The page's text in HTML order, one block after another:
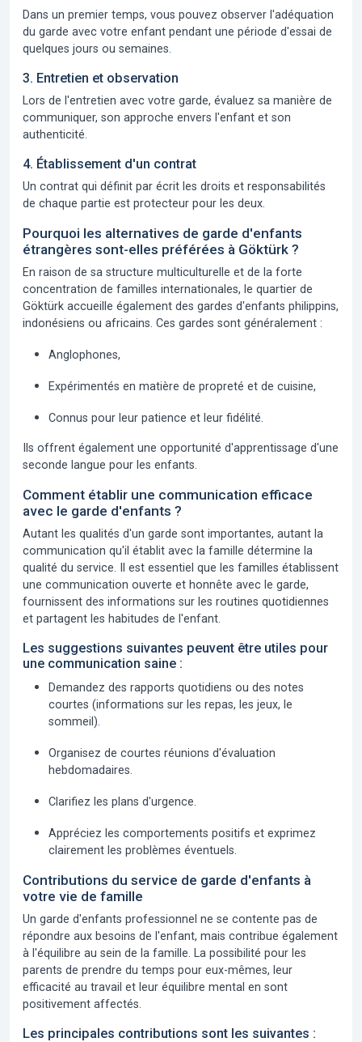
Dans un premier temps, vous pouvez observer l'adéquation
du garde avec votre enfant pendant une période d'essai de
quelques jours ou semaines.
3. Entretien et observation
Lors de l'entretien avec votre garde, évaluez sa manière de
communiquer, son approche envers l'enfant et son
authenticité.
4. Établissement d'un contrat
Un contrat qui définit par écrit les droits et responsabilités
de chaque partie est protecteur pour les deux.
Pourquoi les alternatives de garde d'enfants
étrangères sont-elles préférées à Göktürk ?
En raison de sa structure multiculturelle et de la forte
concentration de familles internationales, le quartier de
Göktürk accueille également des gardes d'enfants philippins,
indonésiens ou africains. Ces gardes sont généralement :
Anglophones,
Expérimentés en matière de propreté et de cuisine,
Connus pour leur patience et leur fidélité.
Ils offrent également une opportunité d'apprentissage d'une
seconde langue pour les enfants.
Comment établir une communication efficace
avec le garde d'enfants ?
Autant les qualités d'un garde sont importantes, autant la
communication qu'il établit avec la famille détermine la
qualité du service. Il est essentiel que les familles établissent
une communication ouverte et honnête avec le garde,
fournissent des informations sur les routines quotidiennes
et partagent les habitudes de l'enfant.
Les suggestions suivantes peuvent être utiles pour
une communication saine :
Demandez des rapports quotidiens ou des notes
courtes (informations sur les repas, les jeux, le
sommeil).
Organisez de courtes réunions d'évaluation
hebdomadaires.
Clarifiez les plans d'urgence.
Appréciez les comportements positifs et exprimez
clairement les problèmes éventuels.
Contributions du service de garde d'enfants à
votre vie de famille
Un garde d'enfants professionnel ne se contente pas de
répondre aux besoins de l'enfant, mais contribue également
à l'équilibre au sein de la famille. La possibilité pour les
parents de prendre du temps pour eux-mêmes, leur
efficacité au travail et leur équilibre mental en sont
positivement affectés.
Les principales contributions sont les suivantes :